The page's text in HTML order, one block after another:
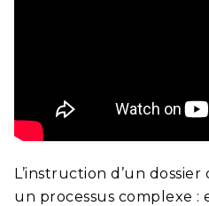
L’instruction d’un
un processus complexe :